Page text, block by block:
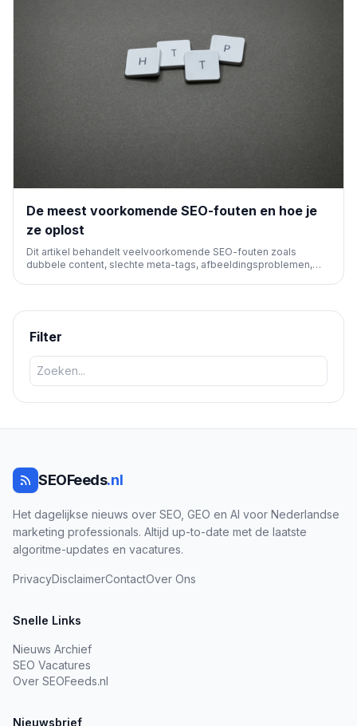
De meest voorkomende SEO-fouten en hoe je
ze oplost
Dit artikel behandelt veelvoorkomende SEO-fouten zoals
dubbele content, slechte meta-tags, afbeeldingsproblemen,
Filter
SEOFeeds.nl
Het dagelijkse nieuws over SEO, GEO en AI voor Nederlandse
marketing professionals. Altijd up-to-date met de laatste
algoritme-updates en vacatures.
PrivacyDisclaimerContactOver Ons
Snelle Links
Nieuws Archief
SEO Vacatures
Over SEOFeeds.nl
Nieuwsbrief